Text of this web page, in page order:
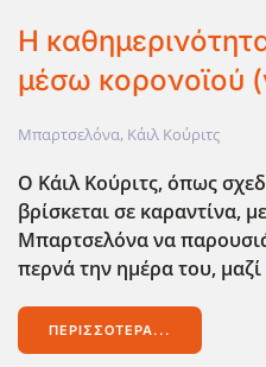
Η
μέσω κορονοϊού
Μπαρτσελόνα, Κάιλ Κούριτς
Ο Κάιλ Κούριτς, όπως
βρίσκεται σε καραντίνα,
Μπαρτσελόνα να
περνά την ημέρα του, μαζί
ΠΕΡΙΣΣΌΤΕΡΑ...